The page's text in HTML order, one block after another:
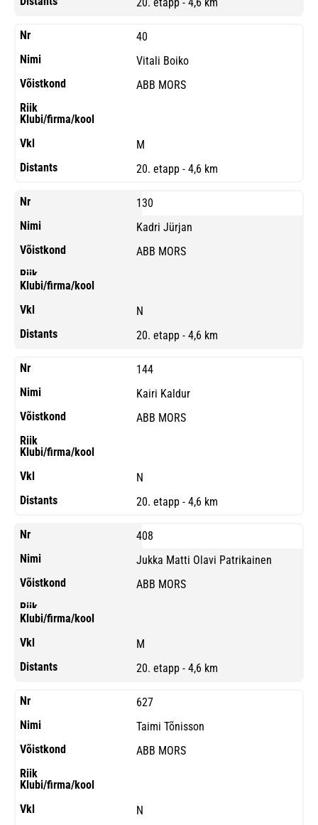
40
Vitali Boiko
ABB MORS
M
20. etapp - 4,6 km
130
Kadri Jürjan
ABB MORS
N
20. etapp - 4,6 km
144
Kairi Kaldur
ABB MORS
N
20. etapp - 4,6 km
408
Jukka Matti Olavi Patrikainen
ABB MORS
M
20. etapp - 4,6 km
627
Taimi Tõnisson
ABB MORS
N